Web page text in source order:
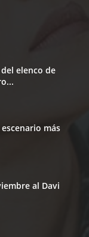
elenco de
más
al Davi